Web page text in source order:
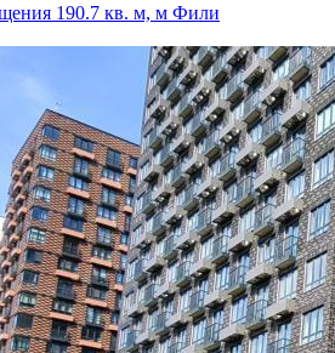
190.7 кв. м, м Фили